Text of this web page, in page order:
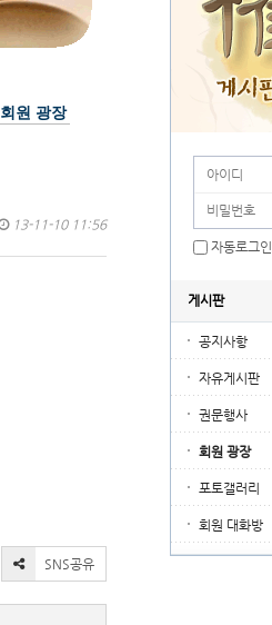
회원 광장
13-11-10 11:56
SNS공유
자동로그인
게시판
공지사항
자유게시판
권문행사
회원 광장
포토갤러리
회원 대화방